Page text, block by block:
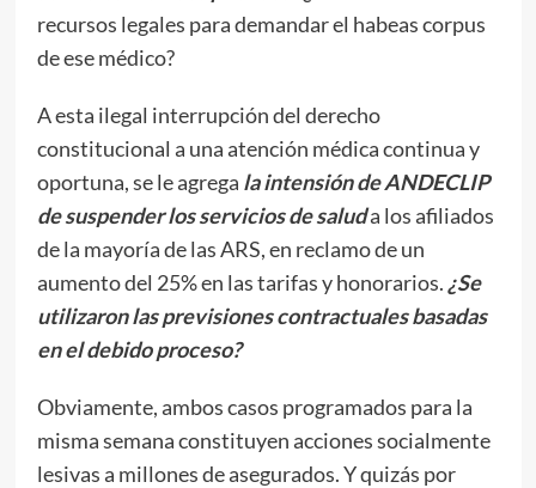
recursos legales para demandar el habeas corpus
de ese médico?
A esta ilegal interrupción del derecho
constitucional a una atención médica continua y
oportuna, se le agrega la intensión de ANDECLIP
de suspender los servicios de saluda los afiliados
de la mayoría de las ARS, en reclamo de un
aumento del 25% en las tarifas y honorarios. ¿Se
utilizaron las previsiones contractuales basadas
en el debido proceso?
Obviamente, ambos casos programados para la
misma semana constituyen acciones socialmente
lesivas a millones de asegurados. Y quizás por